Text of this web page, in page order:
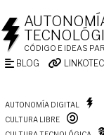
CÓDIGO E IDEAS
BLOG
AUTONOMÍA DIGITAL
CULTURA LIBRE